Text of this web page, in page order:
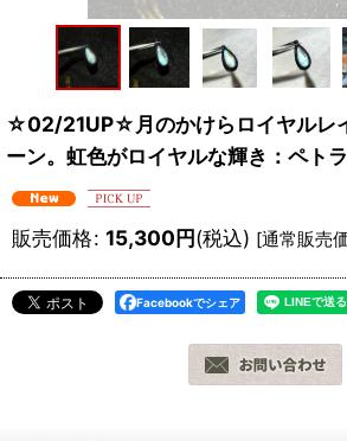
☆02/21UP☆月のかけらロイヤルレ
ーン。虹色がロイヤルな輝き：ペト
販売価格: 15,300円(税込) [通常販売
Facebookでシェア